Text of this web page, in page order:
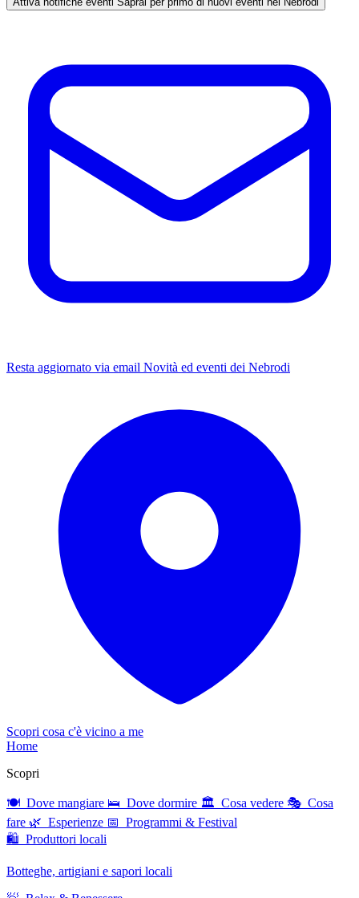
Resta aggiornato via email Novità ed eventi dei Nebrodi
Scopri cosa c'è vicino a me
Home
Scopri
🍽 Dove mangiare 🛌 Dove dormire 🏛 Cosa vedere 🎭 Cosa
fare 🌿 Esperienze 📅 Programmi & Festival
🛍 Produttori locali
Botteghe, artigiani e sapori locali